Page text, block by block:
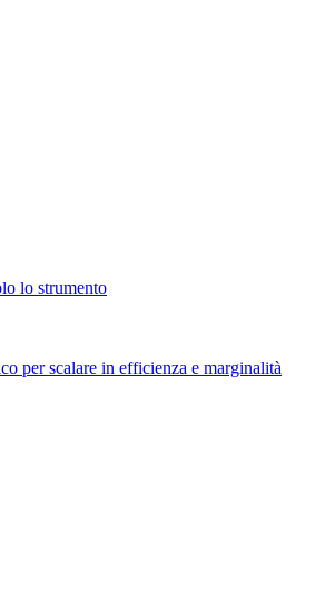
lo strumento
per scalare in efficienza e marginalità